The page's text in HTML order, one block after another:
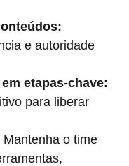
e autoridade
etapas-chave:
para liberar
Mantenha o time